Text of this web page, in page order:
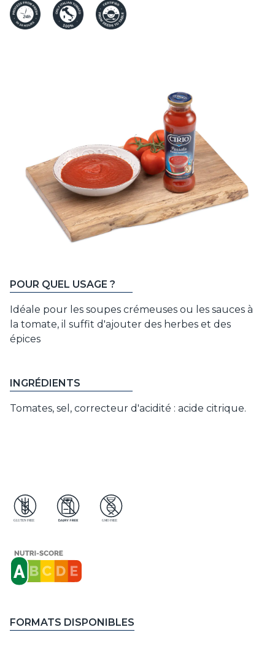
POUR QUEL USAGE ?
Idéale pour les soupes crémeuses ou les sauces à
la tomate, il suffit d'ajouter des herbes et des
épices
INGRÉDIENTS
Tomates, sel, correcteur d'acidité : acide citrique.
FORMATS DISPONIBLES